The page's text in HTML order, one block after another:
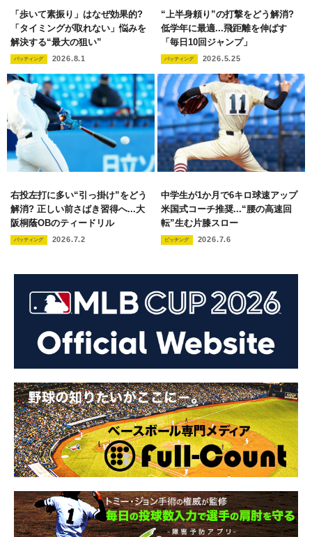
「歩いて素振り」はなぜ効果的?
「タイミングが取れない」悩みを
解決する“最大の狙い”
バッティング 2026.8.1
“上半身頼り”の打撃をどう解消?
低学年に最適...飛距離を伸ばす
「毎日10回ジャンプ」
バッティング 2026.5.25
右投左打に多い“引っ掛け”をどう
解消? 正しい前さばき習得へ...大
阪桐蔭OBのティードリル
バッティング 2026.7.2
中学生が1か月で6キロ球速アップ
米国式コーチ推奨...“腰の高速回
転”生む片膝スロー
ピッチング 2026.7.6